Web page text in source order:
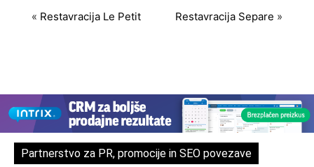
« Restavracija Le Petit Restavracija Separe »
Partnerstvo za PR, promocije in SEO povezave